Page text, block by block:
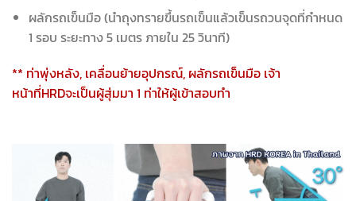
ผลักรถเข็นมือ (นำถุงทรายขึ้นรถเข็นแล้วเข็นรถวนจุดที่กำหนด
1 รอบ ระยะทาง 5 เมตร ภายใน 25 วินาที)
** ท่าพุ่งหลัง, เคลื่อนย้ายอุปกรณ์, ผลักรถเข็นมือ เจ้า
หน้าที่HRDจะเป็นผู้สุ่มมา 1 ท่าให้ผู้เข้าสอบทำ